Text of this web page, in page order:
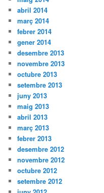
abril 2014
març 2014
febrer 2014
gener 2014
desembre 2013
novembre 2013
octubre 2013
setembre 2013
juny 2013
maig 2013
abril 2013
març 2013
febrer 2013
desembre 2012
novembre 2012
octubre 2012
setembre 2012